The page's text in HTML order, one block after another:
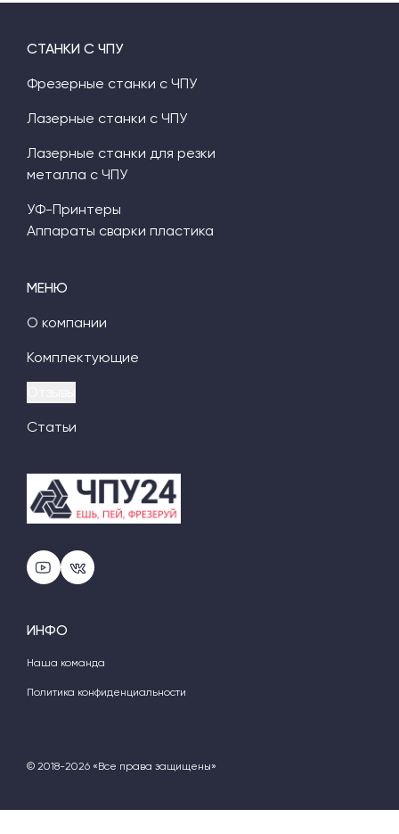
МЕНЮ
О компании
Комплектующие
Статьи
СТАНКИ С ЧПУ
Фрезерные станки с ЧПУ
Лазерные станки с ЧПУ
Лазерные станки для резки
металла с ЧПУ
УФ-Принтеры
Аппараты сварки пластика
ИНФО
Наша команда
Политика конфиденциальности
© 2018-2026 «Все права защищены»